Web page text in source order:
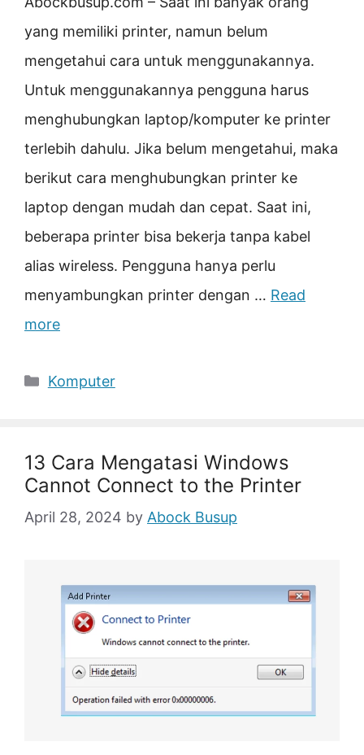
yang memiliki printer, namun belum
mengetahui cara untuk menggunakannya.
Untuk menggunakannya pengguna harus
menghubungkan laptop/komputer ke printer
terlebih dahulu. Jika belum mengetahui, maka
berikut cara menghubungkan printer ke
laptop dengan mudah dan cepat. Saat ini,
beberapa printer bisa bekerja tanpa kabel
alias wireless. Pengguna hanya perlu
menyambungkan printer dengan … Read
more
Categories
Komputer
13 Cara Mengatasi Windows
Cannot Connect to the Printer
April 28, 2024 by Abock Busup